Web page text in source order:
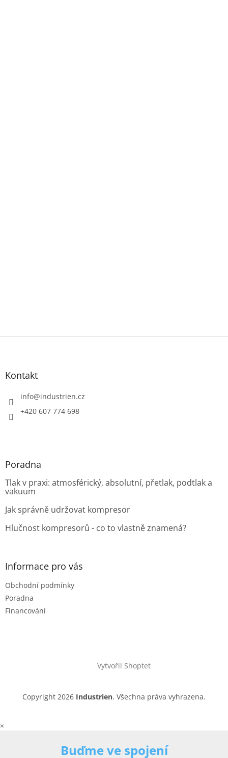
Z
Kontakt
info@industrien.cz
+420 607 774 698
Poradna
Tlak v praxi: atmosférický, absolutní, přetlak, podtlak a
vakuum
Jak správně udržovat kompresor
Hlučnost kompresorů - co to vlastně znamená?
Informace pro vás
Obchodní podmínky
Poradna
Financování
Vytvořil Shoptet
Copyright 2026 Industrien. Všechna práva vyhrazena.
×
Buďme ve spojení